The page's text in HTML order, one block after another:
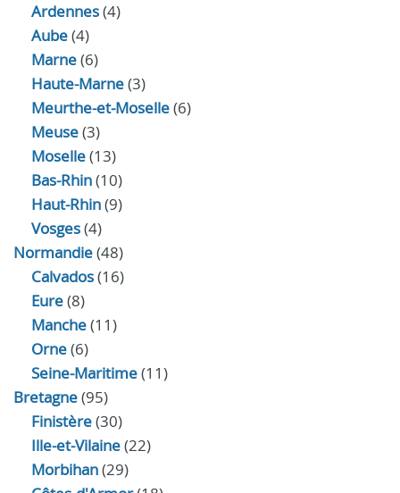
Ardennes(4)
Aube(4)
Marne(6)
Haute-Marne(3)
Meurthe-et-Moselle(6)
Meuse(3)
Moselle(13)
Bas-Rhin(10)
Haut-Rhin(9)
Vosges(4)
Normandie(48)
Calvados(16)
Eure(8)
Manche(11)
Orne(6)
Seine-Maritime(11)
Bretagne(95)
Finistère(30)
Ille-et-Vilaine(22)
Morbihan(29)